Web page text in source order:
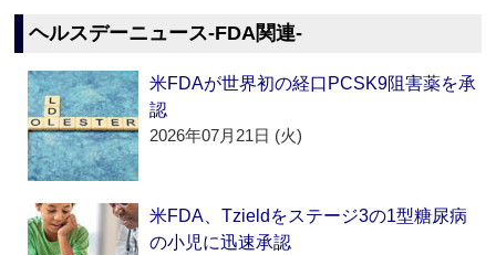
ヘルスデーニュース‐FDA関連‐
米FDAが世界初の経口PCSK9阻害薬を承
認
2026年07月21日 (火)
米FDA、Tzieldをステージ3の1型糖尿病
の小児に迅速承認